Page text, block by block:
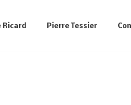
Ricard Pierre Tessier